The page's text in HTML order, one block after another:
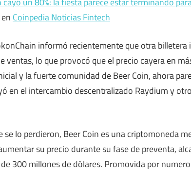
Coinpedia Noticias Fintech
informó recientemente que otra
ventas, lo que provocó que el precio cayera en
y la fuerte comunidad de Beer Coin, ahora
en el intercambio descentralizado Raydium y
se lo perdieron, Beer Coin es una criptomoneda
su precio durante su fase de preventa,
300 millones de dólares. Promovida por